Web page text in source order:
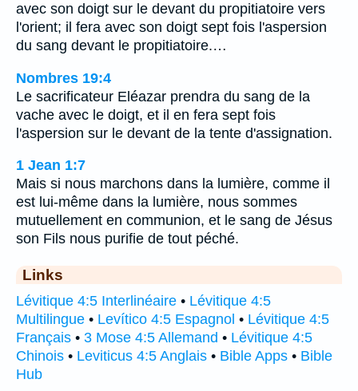
avec son doigt sur le devant du propitiatoire vers
l'orient; il fera avec son doigt sept fois l'aspersion
du sang devant le propitiatoire.…
Nombres 19:4
Le sacrificateur Eléazar prendra du sang de la
vache avec le doigt, et il en fera sept fois
l'aspersion sur le devant de la tente d'assignation.
1 Jean 1:7
Mais si nous marchons dans la lumière, comme il
est lui-même dans la lumière, nous sommes
mutuellement en communion, et le sang de Jésus
son Fils nous purifie de tout péché.
Links
Lévitique 4:5 Interlinéaire • Lévitique 4:5
Multilingue • Levítico 4:5 Espagnol • Lévitique 4:5
Français • 3 Mose 4:5 Allemand • Lévitique 4:5
Chinois • Leviticus 4:5 Anglais • Bible Apps • Bible
Hub